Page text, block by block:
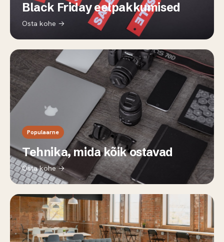
Black Friday eelpakkumised
Osta kohe →
Populaarne
Tehnika, mida kõik ostavad
Osta kohe →